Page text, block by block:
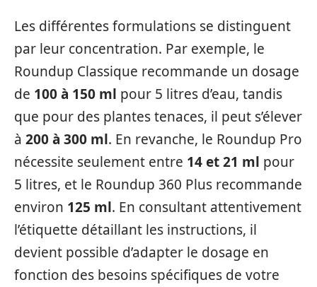
Les différentes formulations se distinguent
par leur concentration. Par exemple, le
Roundup Classique recommande un dosage
de 100 à 150 ml pour 5 litres d’eau, tandis
que pour des plantes tenaces, il peut s’élever
à 200 à 300 ml. En revanche, le Roundup Pro
nécessite seulement entre 14 et 21 ml pour
5 litres, et le Roundup 360 Plus recommande
environ 125 ml. En consultant attentivement
l’étiquette détaillant les instructions, il
devient possible d’adapter le dosage en
fonction des besoins spécifiques de votre